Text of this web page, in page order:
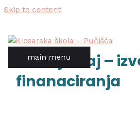
Skip to content
main menu
eu izvještaj –
finanaciranja